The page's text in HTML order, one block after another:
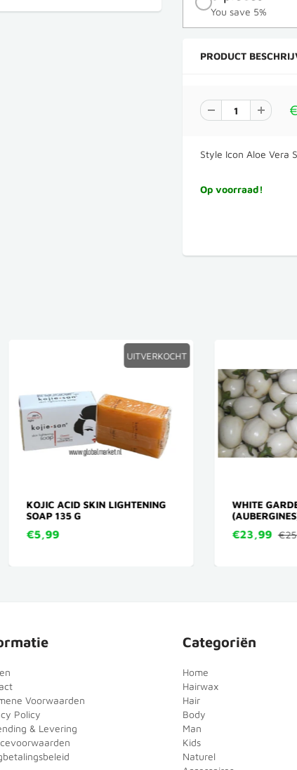
You save 5%
PRODUCT
Style Icon Aloe Vera
Op voorraad!
UITVERKOCHT
KOJIC ACID SKIN LIGHTENING
SOAP 135 G
€5,99
WHITE GARDEN
(AUBERGINES)
€23,99 €25,99
Voorwaarden
Policy
& Levering
Categoriën
Home
Hairwax
Hair
Body
Man
Kids
Naturel